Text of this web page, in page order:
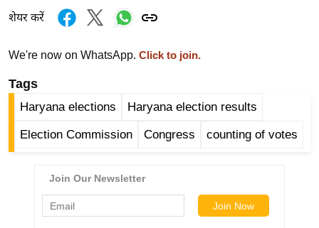
ज
फ
म
नो
शेयर करें
We're now on WhatsApp. Click to join.
Tags
Haryana elections Haryana election results
Election Commission Congress counting of votes